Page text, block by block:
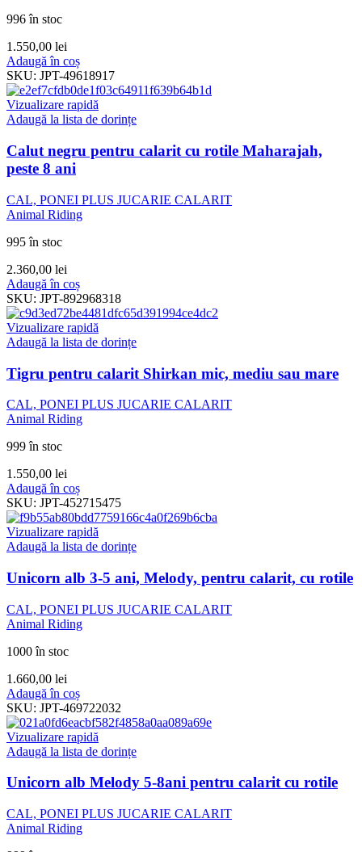
996 în stoc
1.550,00 lei
Adaugă în coș
SKU: JPT-49618917
Vizualizare rapidă
Adaugă la lista de dorințe
Calut negru pentru calarit cu rotile Maharajah,
peste 8 ani
CAL, PONEI PLUS JUCARIE CALARIT
Animal Riding
995 în stoc
2.360,00 lei
Adaugă în coș
SKU: JPT-892968318
Vizualizare rapidă
Adaugă la lista de dorințe
Tigru pentru calarit Shirkan mic, mediu sau mare
CAL, PONEI PLUS JUCARIE CALARIT
Animal Riding
999 în stoc
1.550,00 lei
Adaugă în coș
SKU: JPT-452715475
Vizualizare rapidă
Adaugă la lista de dorințe
Unicorn alb 3-5 ani, Melody, pentru calarit, cu rotile
CAL, PONEI PLUS JUCARIE CALARIT
Animal Riding
1000 în stoc
1.660,00 lei
Adaugă în coș
SKU: JPT-469722032
Vizualizare rapidă
Adaugă la lista de dorințe
Unicorn alb Melody 5-8ani pentru calarit cu rotile
CAL, PONEI PLUS JUCARIE CALARIT
Animal Riding